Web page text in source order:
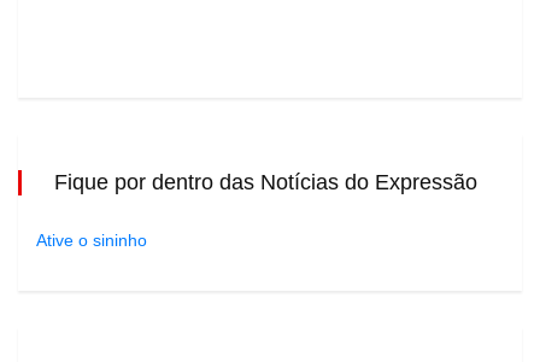
Fique por dentro das Notícias do Expressão
Ative o sininho